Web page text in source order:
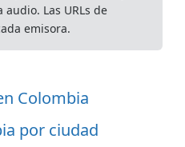
Las URLs de
emisora.
Colombia
por ciudad